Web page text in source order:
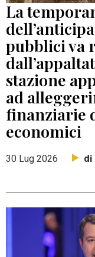
La
pubblici va
stazione
ad
finanziarie
economici
30 Lug 2026 di